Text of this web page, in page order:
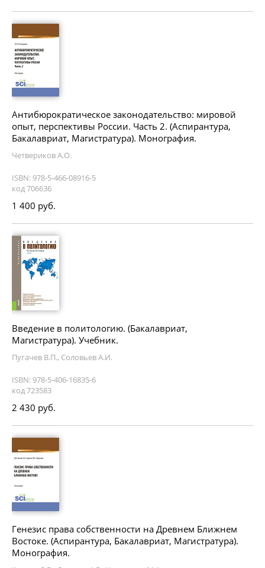
Антибюрократическое законодательство: мировой
опыт, перспективы России. Часть 2. (Аспирантура,
Бакалавриат, Магистратура). Монография.
Четвериков А.О.
ISBN: 978-5-466-08916-5
код 706636
1 400 руб.
Введение в политологию. (Бакалавриат,
Магистратура). Учебник.
Пугачев В.П., Соловьев А.И.
ISBN: 978-5-406-16835-6
код 723583
2 430 руб.
Генезис права собственности на Древнем Ближнем
Востоке. (Аспирантура, Бакалавриат, Магистратура).
Монография.